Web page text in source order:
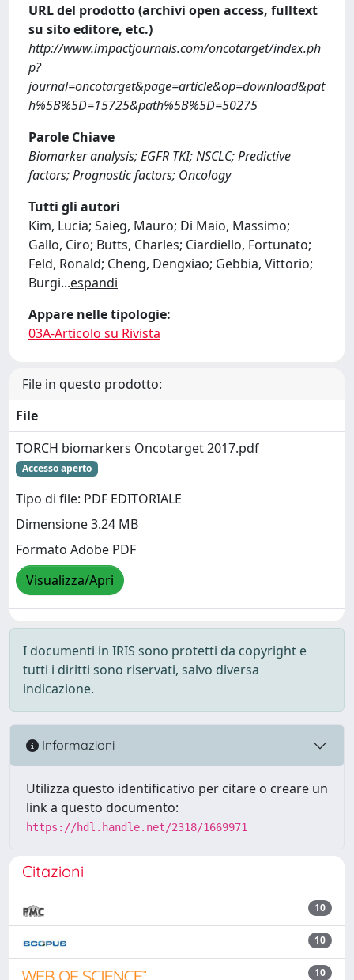
URL del prodotto (archivi open access, fulltext
su sito editore, etc.)
http://www.impactjournals.com/oncotarget/index.ph
p?
journal=oncotarget&page=article&op=download&pat
h%5B%5D=15725&path%5B%5D=50275
Parole Chiave
Biomarker analysis; EGFR TKI; NSCLC; Predictive
factors; Prognostic factors; Oncology
Tutti gli autori
Kim, Lucia; Saieg, Mauro; Di Maio, Massimo;
Gallo, Ciro; Butts, Charles; Ciardiello, Fortunato;
Feld, Ronald; Cheng, Dengxiao; Gebbia, Vittorio;
Burgi...espandi
Appare nelle tipologie:
03A-Articolo su Rivista
File in questo prodotto:
File
TORCH biomarkers Oncotarget 2017.pdf
Accesso aperto
Tipo di file: PDF EDITORIALE
Dimensione 3.24 MB
Formato Adobe PDF
Visualizza/Apri
I documenti in IRIS sono protetti da copyright e
tutti i diritti sono riservati, salvo diversa
indicazione.
Informazioni
Utilizza questo identificativo per citare o creare un
link a questo documento:
https://hdl.handle.net/2318/1669971
Citazioni
10
10
10